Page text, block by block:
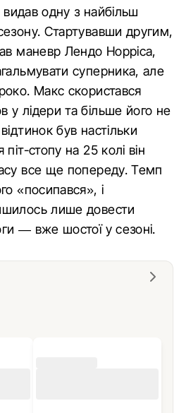
видав одну з найбільш
Стартувавши другим,
маневр Лендо Норріса,
суперника, але
Макс скористався
лідери та більше його не
був настільки
стопу на 25 колі він
все ще попереду. Темп
«посипався», і
лише довести
— вже шостої у сезоні.